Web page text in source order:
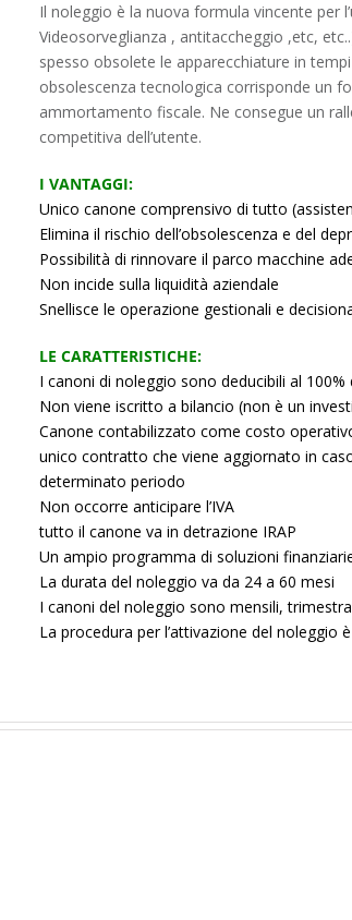
Il noleggio è la nuova formula vincente per
Videosorveglianza , antitaccheggio ,etc,
spesso obsolete le apparecchiature in
obsolescenza tecnologica corrisponde un
ammortamento fiscale. Ne consegue un
competitiva dell’utente.
I VANTAGGI:
Unico canone comprensivo di tutto
Elimina il rischio dell’obsolescenza e del
Possibilità di rinnovare il parco macchine
Non incide sulla liquidità aziendale
Snellisce le operazione gestionali e
LE CARATTERISTICHE:
I canoni di noleggio sono deducibili al 100%
Non viene iscritto a bilancio (non è un
Canone contabilizzato come costo
unico contratto che viene aggiornato in
determinato periodo
Non occorre anticipare l’IVA
tutto il canone va in detrazione IRAP
Un ampio programma di soluzioni
La durata del noleggio va da 24 a 60 mesi
I canoni del noleggio sono mensili,
La procedura per l’attivazione del noleggio